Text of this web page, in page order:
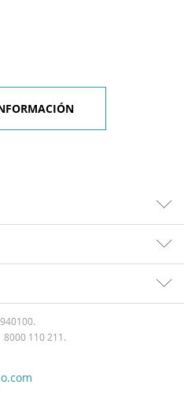
8000 110 211.